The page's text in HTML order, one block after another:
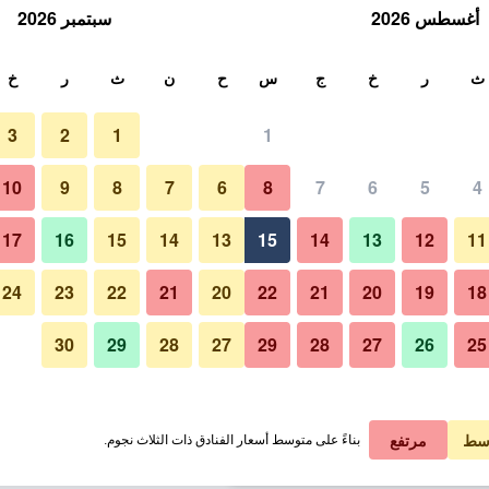
في الليلة
﷼ عرض الصفقة
﷼ عرض الصفقة
شرفة
صور لـ إيستالاجيم دا بونتا دو سول
أغسطس 2026
ث ر خ ج س
1
4
5
6
7
8
11
12
13
14
15
18
19
20
21
22
25
26
27
28
29
سبتمبر 2026
ح ن ث ر خ
1
2
3
6
7
8
9
10
13
14
15
16
17
20
21
22
23
24
27
28
29
30
مرتفع بناءً على متوسط أسعار الفنادق ذات الثلاث نجوم.